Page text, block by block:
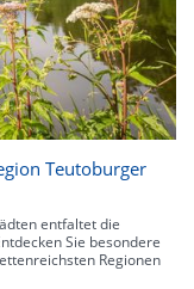
Teutoburger
entfaltet die
Sie besondere
Regionen